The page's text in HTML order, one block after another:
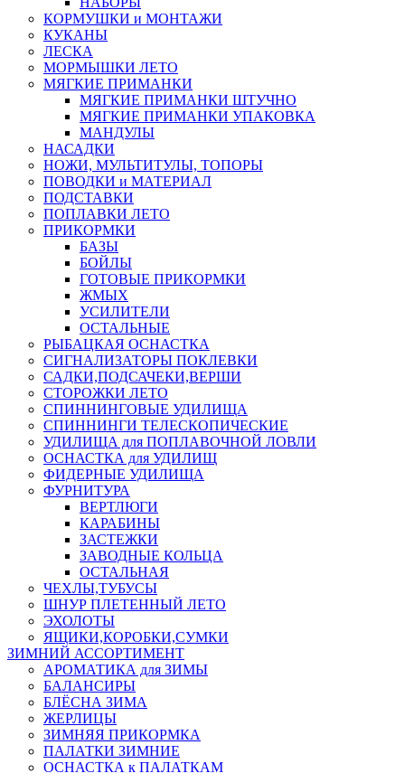
КОРМУШКИ и МОНТАЖИ
КУКАНЫ
ЛЕСКА
МОРМЫШКИ ЛЕТО
МЯГКИЕ ПРИМАНКИ
МЯГКИЕ ПРИМАНКИ ШТУЧНО
МЯГКИЕ ПРИМАНКИ УПАКОВКА
МАНДУЛЫ
НАСАДКИ
НОЖИ, МУЛЬТИТУЛЫ, ТОПОРЫ
ПОВОДКИ и МАТЕРИАЛ
ПОДСТАВКИ
ПОПЛАВКИ ЛЕТО
ПРИКОРМКИ
БАЗЫ
БОЙЛЫ
ГОТОВЫЕ ПРИКОРМКИ
ЖМЫХ
УСИЛИТЕЛИ
ОСТАЛЬНЫЕ
РЫБАЦКАЯ ОСНАСТКА
СИГНАЛИЗАТОРЫ ПОКЛЕВКИ
САДКИ,ПОДСАЧЕКИ,ВЕРШИ
СТОРОЖКИ ЛЕТО
СПИННИНГОВЫЕ УДИЛИЩА
СПИННИНГИ ТЕЛЕСКОПИЧЕСКИЕ
УДИЛИЩА для ПОПЛАВОЧНОЙ ЛОВЛИ
ОСНАСТКА для УДИЛИЩ
ФИДЕРНЫЕ УДИЛИЩА
ФУРНИТУРА
ВЕРТЛЮГИ
КАРАБИНЫ
ЗАСТЕЖКИ
ЗАВОДНЫЕ КОЛЬЦА
ОСТАЛЬНАЯ
ЧЕХЛЫ,ТУБУСЫ
ШНУР ПЛЕТЕННЫЙ ЛЕТО
ЭХОЛОТЫ
ЯЩИКИ,КОРОБКИ,СУМКИ
ЗИМНИЙ АССОРТИМЕНТ
АРОМАТИКА для ЗИМЫ
БАЛАНСИРЫ
БЛЁСНА ЗИМА
ЖЕРЛИЦЫ
ЗИМНЯЯ ПРИКОРМКА
ПАЛАТКИ ЗИМНИЕ
ОСНАСТКА к ПАЛАТКАМ